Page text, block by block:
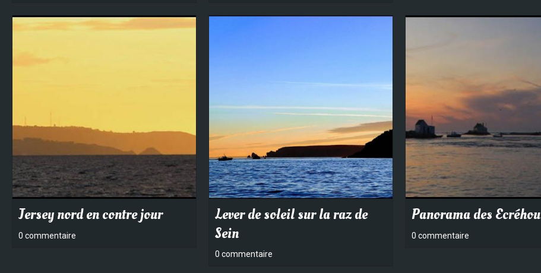
Jersey nord en contre jour
0 commentaire
Lever de soleil sur la raz de
Sein
0 commentaire
Panorama des Ecréhou
0 commentaire